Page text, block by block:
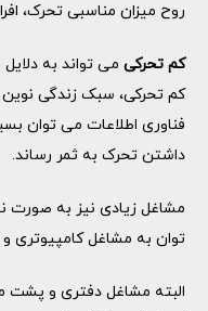
روح میزان مناسبی تحرک،
کم تحرکی می تواند به دلایل
کم تحرکی، سبک زندگی نوین
فناوری اطلاعات می توان
داشتن تحرک به ثمر رساند.
مشاغل زیادی نیز به صورت
توان به مشاغل کامپیوتری و
البته مشاغل دفتری و پشت